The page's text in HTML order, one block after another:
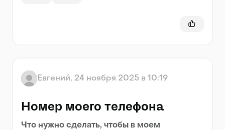
Евгений, 24 ноября 2025 в 10:19
Номер моего телефона
Что нужно сделать, чтобы в моем